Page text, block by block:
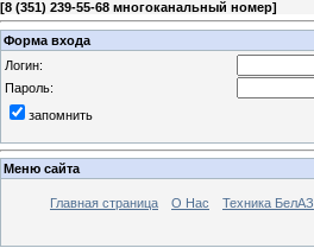
[8 (351) 239-55-68 многоканальный номер]
Форма входа
Логин:
Пароль:
запомнить
Меню сайта
Главная страница О Нас Техника БелАЗ